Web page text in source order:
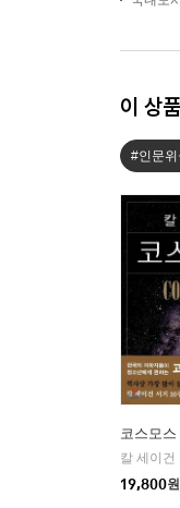
이 상
#인문
코스모스
칼 세이건
19,800원